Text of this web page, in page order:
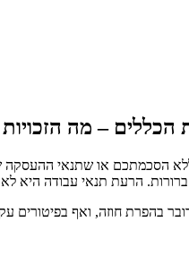
– מה
הסכמתכם או שתנאי
הרעת תנאי עבודה
חוזה, ואף בפיטורים